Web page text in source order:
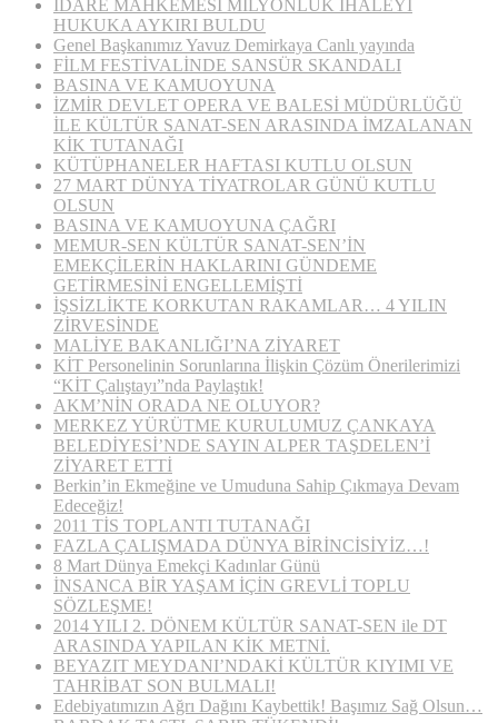
İDARE MAHKEMESİ MİLYONLUK İHALEYİ
HUKUKA AYKIRI BULDU
Genel Başkanımız Yavuz Demirkaya Canlı yayında
FİLM FESTİVALİNDE SANSÜR SKANDALI
BASINA VE KAMUOYUNA
İZMİR DEVLET OPERA VE BALESİ MÜDÜRLÜĞÜ
İLE KÜLTÜR SANAT-SEN ARASINDA İMZALANAN
KİK TUTANAĞI
KÜTÜPHANELER HAFTASI KUTLU OLSUN
27 MART DÜNYA TİYATROLAR GÜNÜ KUTLU
OLSUN
BASINA VE KAMUOYUNA ÇAĞRI
MEMUR-SEN KÜLTÜR SANAT-SEN’İN
EMEKÇİLERİN HAKLARINI GÜNDEME
GETİRMESİNİ ENGELLEMİŞTİ
İŞSİZLİKTE KORKUTAN RAKAMLAR… 4 YILIN
ZİRVESİNDE
MALİYE BAKANLIĞI’NA ZİYARET
KİT Personelinin Sorunlarına İlişkin Çözüm Önerilerimizi
“KİT Çalıştayı”nda Paylaştık!
AKM’NİN ORADA NE OLUYOR?
MERKEZ YÜRÜTME KURULUMUZ ÇANKAYA
BELEDİYESİ’NDE SAYIN ALPER TAŞDELEN’İ
ZİYARET ETTİ
Berkin’in Ekmeğine ve Umuduna Sahip Çıkmaya Devam
Edeceğiz!
2011 TİS TOPLANTI TUTANAĞI
FAZLA ÇALIŞMADA DÜNYA BİRİNCİSİYİZ…!
8 Mart Dünya Emekçi Kadınlar Günü
İNSANCA BİR YAŞAM İÇİN GREVLİ TOPLU
SÖZLEŞME!
2014 YILI 2. DÖNEM KÜLTÜR SANAT-SEN ile DT
ARASINDA YAPILAN KİK METNİ.
BEYAZIT MEYDANI’NDAKİ KÜLTÜR KIYIMI VE
TAHRİBAT SON BULMALI!
Edebiyatımızın Ağrı Dağını Kaybettik! Başımız Sağ Olsun…